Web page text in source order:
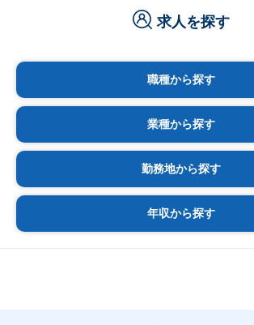
求人を探す
職種から探す
業種から探す
勤務地から探す
年収から探す